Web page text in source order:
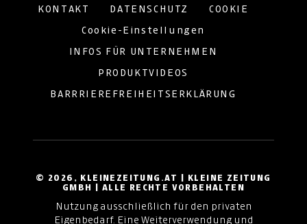
© 2026, KLEINEZEITUNG.AT | KLEINE ZEITUNG
GMBH | ALLE RECHTE VORBEHALTEN
Nutzung ausschließlich für den privaten
Eigenbedarf. Eine Weiterverwendung und
KONTAKT DATENSCHUTZ COOKIE
Cookie-Einstellungen
INFOS FÜR UNTERNEHMEN
PRODUKTVIDEOS
BARRRIEREFREIHEITSERKLÄRUNG